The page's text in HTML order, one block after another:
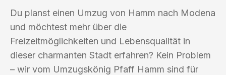
Du planst einen Umzug von Hamm nach Modena
und möchtest mehr über die
Freizeitmöglichkeiten und Lebensqualität in
dieser charmanten Stadt erfahren? Kein Problem
– wir vom Umzugskönig Pfaff Hamm sind für